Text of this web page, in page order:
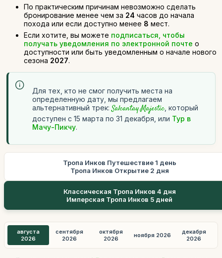
По практическим причинам невозможно сделать
бронирование менее чем за 24 часов до начала
похода или если доступно менее 8 мест.
Если хотите, вы можете подписаться, чтобы
получать уведомления по электронной почте о
доступности или быть уведомленным о начале нового
сезона 2027.
Для тех, кто не смог получить места на
определенную дату, мы предлагаем
альтернативный трек: Salcantay Majestic, который
доступен с 15 марта по 31 декабря, или Тур в
Мачу-Пикчу.
Тропа Инков Путешествие 1 день
Тропа Инков Открытие 2 дня
Классическая Тропа Инков 4 дня
Имперская Тропа Инков 5 дней
августа
2026
сентября
2026
октября
2026
ноября 2026
декабря
2026